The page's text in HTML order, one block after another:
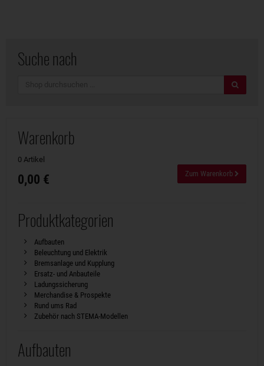
Suche nach
Warenkorb
0 Artikel
0,00 € Zum Warenkorb
Produktkategorien
Aufbauten
Beleuchtung und Elektrik
Bremsanlage und Kupplung
Ersatz- und Anbauteile
Ladungssicherung
Merchandise & Prospekte
Rund ums Rad
Zubehör nach STEMA-Modellen
Aufbauten